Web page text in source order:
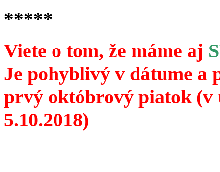
*****
Viete o tom, že máme aj
Je pohyblivý v dátume a
prvý októbrový piatok
5.10.2018)